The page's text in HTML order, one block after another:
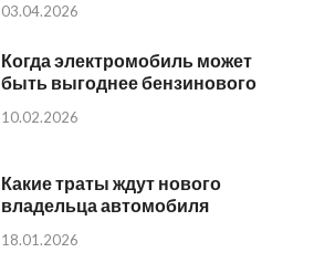
03.04.2026
Когда электромобиль может
быть выгоднее бензинового
10.02.2026
Какие траты ждут нового
владельца автомобиля
18.01.2026